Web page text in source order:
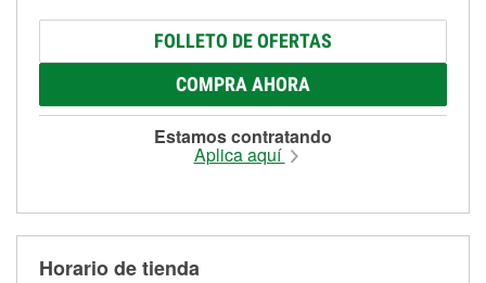
FOLLETO DE OFERTAS
COMPRA AHORA
Estamos contratando
Aplica aquí
Horario de tienda